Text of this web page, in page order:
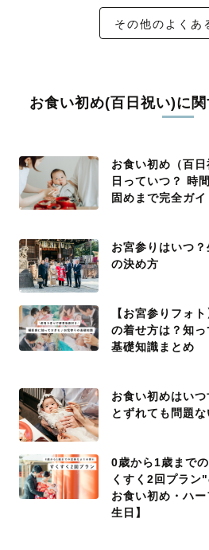
その他のよくあ
お食い初め(百日祝い)に
お食い初め（百
日っていつ？ 時
固めまで完全ガイ
お宮参りはいつ
の決め方
【お宮参りフォ
の着せ方は？知
基礎知識まとめ
お食い初めはい
とずれても問題
0歳から1歳まで
くすく2回プラン
お食い初め・ハ
生日】